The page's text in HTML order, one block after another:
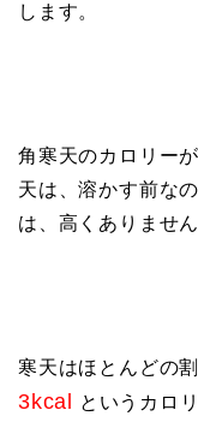
します。
角寒天のカロリー
天は、溶かす前な
は、高くありません
寒天はほとんどの
3kcal というカロ